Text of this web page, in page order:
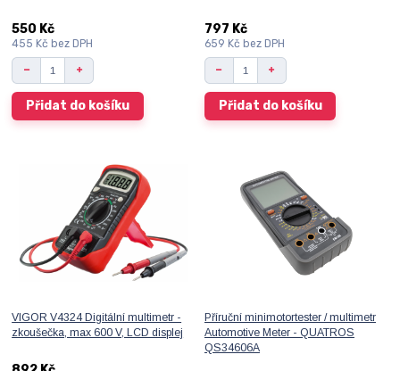
550 Kč
455 Kčbez DPH
Přidat do košíku
797 Kč
659 Kč bez DPH
Přidat do košíku
VIGOR V4324 Digitální multimetr -
zkoušečka, max 600 V, LCD displej
Příruční minimotortester / multimetr
Automotive Meter - QUATROS
QS34606A